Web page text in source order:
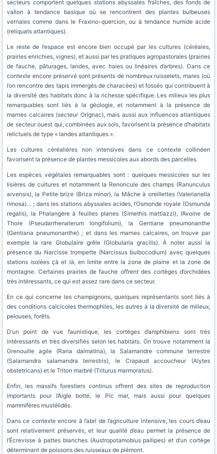
secteurs comportent quelques stations abyssales fraîches, des fonds de
vallon à tendance basique où se rencontrent des plantes bulbeuses
vernales comme dans le Fraxino-quercion, ou à tendance humide acide
(reliquats atlantiques).
Le reste de l’espace est encore bien occupé par les cultures (céréales,
prairies enrichies, vignes), et aussi par les pratiques agropastorales (prairies
de fauche, pâturages, landes, avec haies ou linéaires d’arbres). Dans ce
contexte encore préservé sont présents de nombreux ruisselets, mares (où
l’on rencontre des tapis immergés de characées) et fossés qui contribuent à
la diversité des habitats donc à la richesse spécifique. Les milieux les plus
remarquables sont liés à la géologie, et notamment à la présence de
marnes calcaires (secteur Orignac), mais aussi aux influences atlantiques
de secteur ouest qui, combinées aux sols, favorisent la présence d’habitats
relictuels de type « landes atlantiques ».
Les cultures céréalières non intensives dans ce contexte collinéen
favorisent la présence de plantes messicoles aux abords des parcelles.
Les espèces végétales remarquables sont : quelques messicoles sur les
lisières de cultures et notamment la Renoncule des champs (Ranunculus
arvensis), la Petite brize (Briza minor), la Mâche à oreillettes (Valerianella
rimosa)... ; dans les stations abyssales acides, l’Osmonde royale (Osmunda
regalis), la Phalangère à feuilles planes (Simethis mattiazzi), l’Avoine de
Thore (Pseudarrhenaterum longifolium), la Gentiane pneumonanthe
(Gentiana pneumonanthe) ; et dans les marnes calcaires, on trouve par
exemple la rare Globulaire grêle (Globularia gracilis). À noter aussi la
présence du Narcisse trompette (Narcissus bulbocodium) avec quelques
stations isolées çà et là, en limite entre la zone de plaine et la zone de
montagne. Certaines prairies de fauche offrent des cortèges d’orchidées
très intéressants, ce qui est assez rare dans ce secteur.
En ce qui concerne les champignons, quelques représentants sont liés à
des conditions calcicoles thermophiles, les autres à la diversité de milieux,
pelouses, forêts.
D’un point de vue faunistique, les cortèges d’amphibiens sont très
intéressants et très diversifiés selon les habitats. On trouve notamment la
Grenouille agile (Rana dalmatina), la Salamandre commune terrestre
(Salamandra salamandra terrestris), le Crapaud accoucheur (Alytes
obstetricans) et le Triton marbré (Triturus marmoratus).
Enfin, les massifs forestiers continus offrent des sites de reproduction
importants pour l’Aigle botté, le Pic mar, mais aussi pour quelques
mammifères mustélidés.
Dans ce contexte encore à l’abri de l’agriculture intensive, les cours d’eau
sont relativement préservés, et leur qualité d’eau permet la présence de
l’Écrevisse à pattes blanches (Austropotamobius pallipes) et d’un cortège
déterminant de poissons des ruisseaux de piémont.